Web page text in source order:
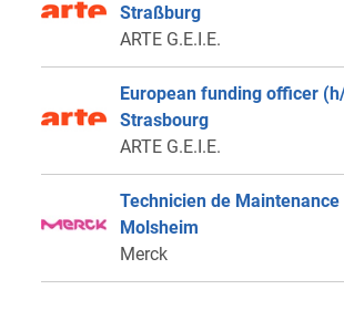
Straßburg
ARTE G.E.I.E.
European funding officer
Strasbourg
ARTE G.E.I.E.
Technicien de Maintenance
Molsheim
Merck